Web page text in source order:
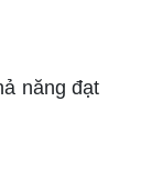
năng đạt